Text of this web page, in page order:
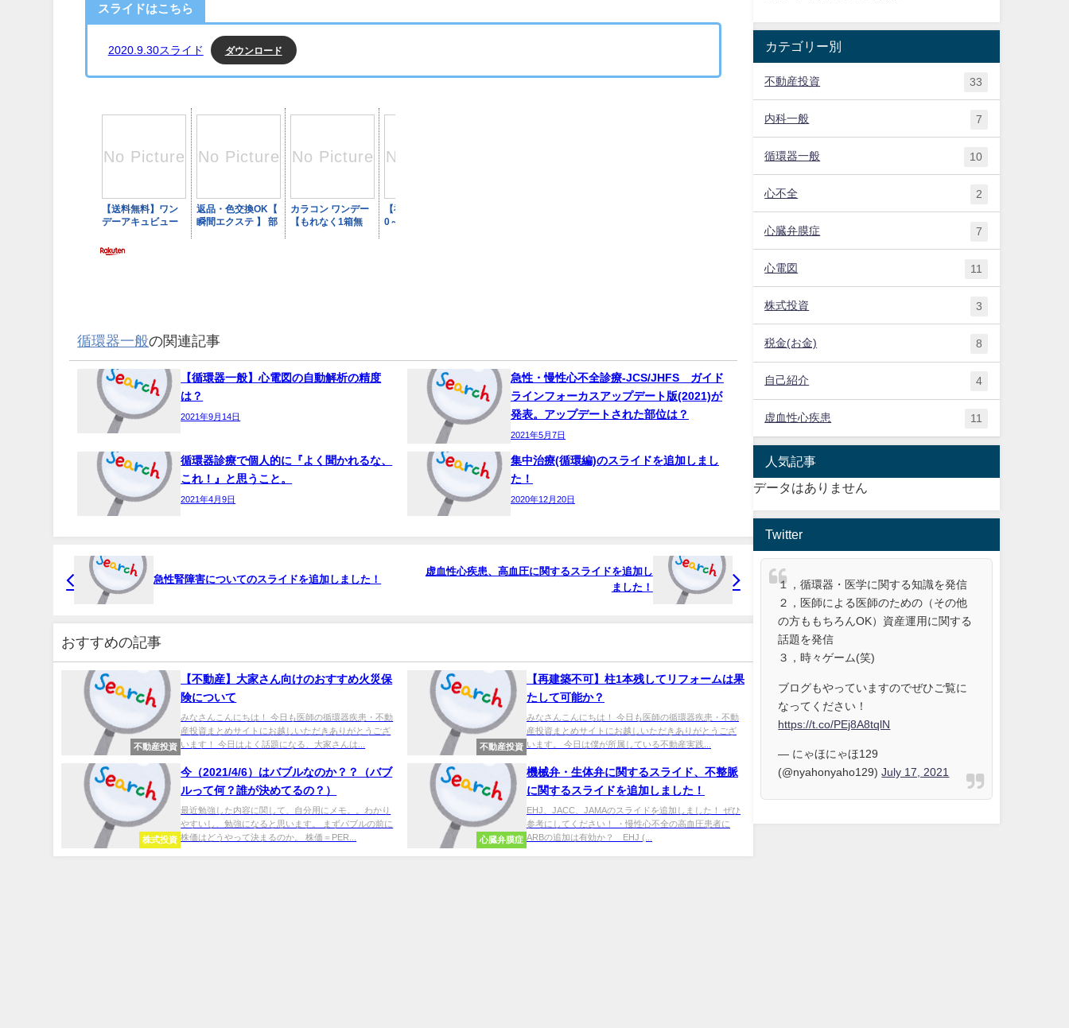
スライドはこちら
2020.9.30スライド ダウンロード
循環器一般の関連記事
【循環器一般】心電図の自動解析の精度
は？
2021年9月14日
急性・慢性心不全診療-JCS/JHFS ガイド
ラインフォーカスアップデート版(2021)が
発表。アップデートされた部位は？
2021年5月7日
循環器診療で個人的に『よく聞かれるな、
これ！』と思うこと。
2021年4月9日
集中治療(循環編)のスライドを追加しまし
た！
2020年12月20日
急性腎障害についてのスライドを追加しました！
虚血性心疾患、高血圧に関するスライドを追加し
ました！
おすすめの記事
不動産投資
【不動産】大家さん向けのおすすめ火災保
険について
みなさんこんにちは！ 今日も医師の循環器疾患・不動
産投資まとめサイトにお越しいただきありがとうござ
います！ 今日はよく話題になる、大家さんは...
不動産投資
【再建築不可】柱1本残してリフォームは果
たして可能か？
みなさんこんにちは！ 今日も医師の循環器疾患・不動
産投資まとめサイトにお越しいただきありがとうござ
います。 今日は僕が所属している不動産実践...
株式投資
今（2021/4/6）はバブルなのか？？（バブ
ルって何？誰が決めてるの？）
最近勉強した内容に関して、自分用にメモ。。わかり
やすいし、勉強になると思います。 まずバブルの前に
株価はどうやって決まるのか。 株価＝PER...
心臓弁膜症
機械弁・生体弁に関するスライド、不整脈
に関するスライドを追加しました！
EHJ、JACC、JAMAのスライドを追加しました！ ぜひ
参考にしてください！ ・慢性心不全の高血圧患者に
ARBの追加は有効か？ EHJ (...
カテゴリー別
不動産投資 33
内科一般 7
循環器一般 10
心不全 2
心臓弁膜症 7
心電図 11
株式投資 3
税金(お金) 8
自己紹介 4
虚血性心疾患 11
人気記事
データはありません
Twitter
１，循環器・医学に関する知識を発信
２，医師による医師のための（その他
の方ももちろんOK）資産運用に関する
話題を発信
３，時々ゲーム(笑)
ブログもやっていますのでぜひご覧に
なってください！
https://t.co/PEj8A8tqlN
— にゃほにゃほ129
(@nyahonyaho129)July 17, 2021